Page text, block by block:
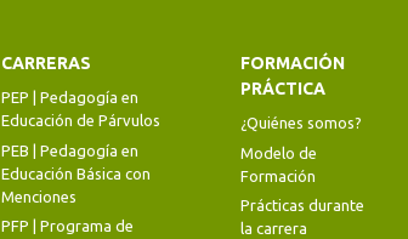
CARRERAS
PEP | Pedagogía en
Educación de Párvulos
PEB | Pedagogía en
Educación Básica con
Menciones
PFP | Programa de
FORMACIÓN
PRÁCTICA
¿Quiénes somos?
Modelo de
Formación
Prácticas durante
la carrera